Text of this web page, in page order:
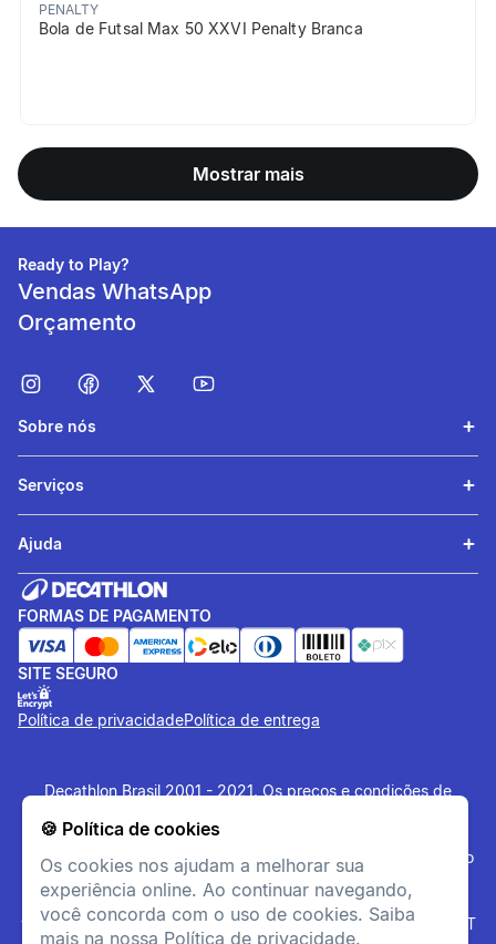
🍪 Política de cookies
Os cookies nos ajudam a melhorar sua
experiência online. Ao continuar navegando,
você concorda com o uso de cookies. Saiba
mais na nossa Política de privacidade.
PENALTY
Bola de Futsal Max 50 XXVI Penalty Branca
Mostrar mais
Ready to Play?
Vendas WhatsApp
Orçamento
Sobre nós
Serviços
Ajuda
FORMAS DE PAGAMENTO
SITE SEGURO
Política de privacidadePolítica de entrega
Decathlon Brasil 2001 - 2021. Os preços e condições de
lojas físicas. Os artigos disponibilizados no site tem estoque
limitado, sujeito à disponibilidade no momento da confirmação
do pagamento. Vendas sujeitas a análise e confirmação de
dados. O site www.decathlon.com.bre
www.decathlonpro.com.br são administrados por: IGUASPORT